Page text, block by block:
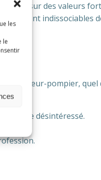
les
le
basé sur des valeurs
sont indissociables
sapeur-pompier,
service désintéressé.